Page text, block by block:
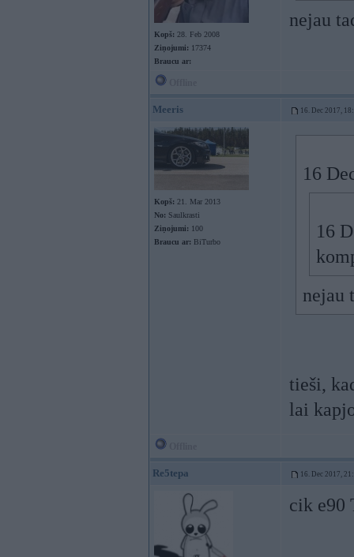
Kopš: 28. Feb 2008
Ziņojumi: 17374
Braucu ar:
nejau
Meeris 16. Dec 2017,
Kopš: 21. Mar 2013
No: Saulkrasti
Ziņojumi: 100
Braucu ar: BiTurbo
16
16
nejau
tieši,
lai
Re5tepa 16. Dec 2017,
cik e90